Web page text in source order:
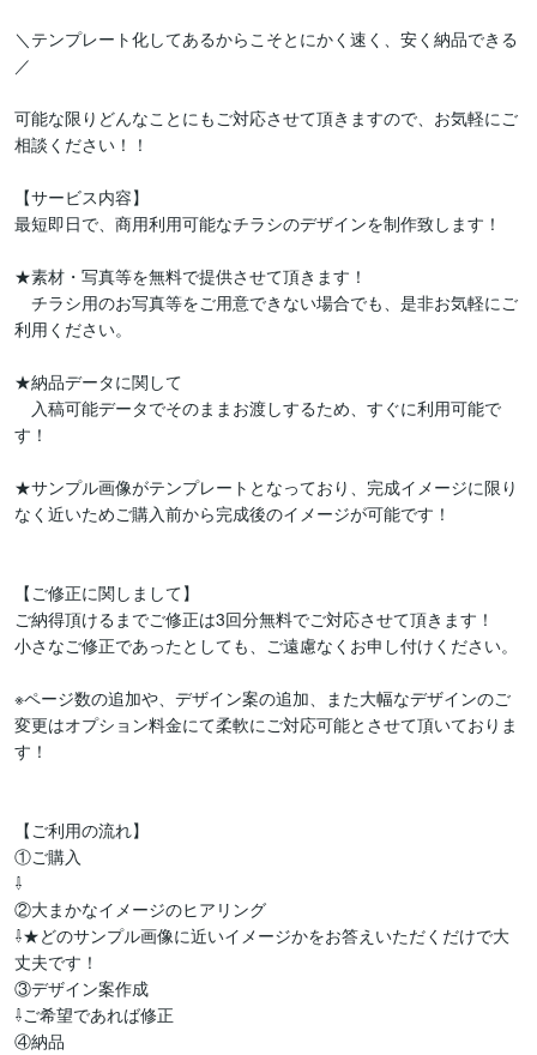
＼テンプレート化してあるからこそとにかく速く、安く納品できる
／
可能な限りどんなことにもご対応させて頂きますので、お気軽にご
相談ください！！
【サービス内容】
最短即日で、商用利用可能なチラシのデザインを制作致します！
★素材・写真等を無料で提供させて頂きます！
チラシ用のお写真等をご用意できない場合でも、是非お気軽にご
利用ください。
★納品データに関して
入稿可能データでそのままお渡しするため、すぐに利用可能で
す！
★サンプル画像がテンプレートとなっており、完成イメージに限り
なく近いためご購入前から完成後のイメージが可能です！
【ご修正に関しまして】
ご納得頂けるまでご修正は3回分無料でご対応させて頂きます！
小さなご修正であったとしても、ご遠慮なくお申し付けください。
※ページ数の追加や、デザイン案の追加、また大幅なデザインのご
変更はオプション料金にて柔軟にご対応可能とさせて頂いておりま
す！
【ご利用の流れ】
①ご購入
⇩
②大まかなイメージのヒアリング
⇩★どのサンプル画像に近いイメージかをお答えいただくだけで大
丈夫です！
③デザイン案作成
⇩ご希望であれば修正
④納品